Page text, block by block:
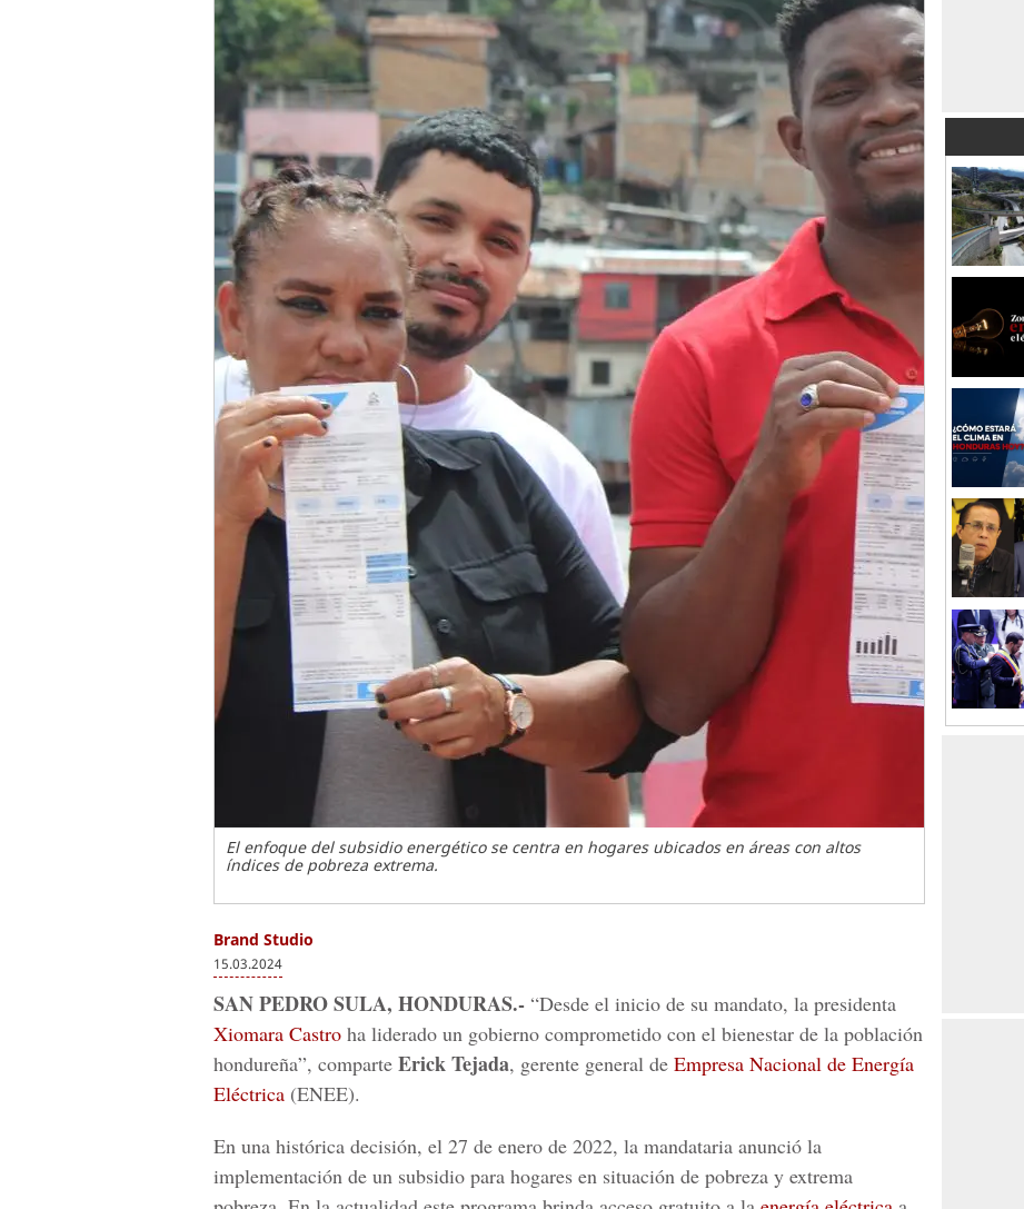
El enfoque del subsidio energético se centra en hogares ubicados en áreas con altos
índices de pobreza extrema.
Brand Studio
15.03.2024
SAN PEDRO SULA, HONDURAS.- “Desde el inicio de su mandato, la presidenta
Xiomara Castro ha liderado un gobierno comprometido con el bienestar de la población
hondureña”, comparte Erick Tejada, gerente general de Empresa Nacional de Energía
Eléctrica (ENEE).
En una histórica decisión, el 27 de enero de 2022, la mandataria anunció la
implementación de un subsidio para hogares en situación de pobreza y extrema